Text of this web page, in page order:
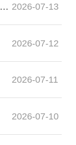
奇胡利的艺术玻璃加工生产厂家园展现了什么 2026-07-13
2026-07-12
2026-07-11
2026-07-10